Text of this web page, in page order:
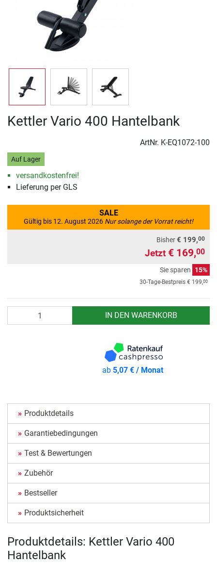
Kettler Vario 400 Hantelbank
ArtNr. K-EQ1072-100
Auf Lager
versandkostenfrei!
Lieferung per GLS
SALE
Gültig bis 12. August 2026 Nur solange der Vorrat reicht!
Bisher€ 199,00
Jetzt € 169,00
Sie sparen 15%
30-Tage-Bestpreis € 199,00
IN DEN WARENKORB
ab 5,07 € / Monat
Produktdetails
Garantiebedingungen
Test & Bewertungen
Zubehör
Bestseller
Produktsicherheit
Produktdetails: Kettler Vario 400
Hantelbank